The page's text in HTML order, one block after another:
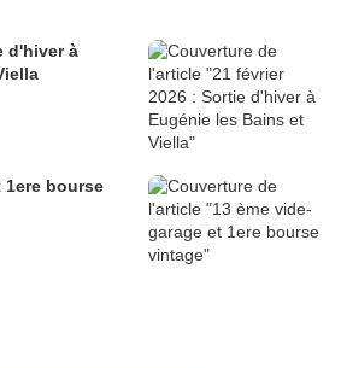
d'hiver à
1ere bourse